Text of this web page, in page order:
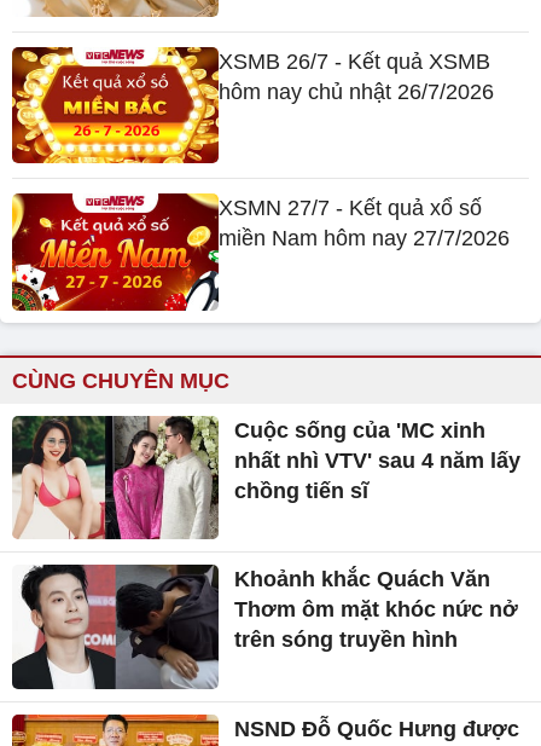
XSMB 26/7 - Kết quả XSMB
hôm nay chủ nhật 26/7/2026
XSMN 27/7 - Kết quả xổ số
miền Nam hôm nay 27/7/2026
CÙNG CHUYÊN MỤC
Cuộc sống của 'MC xinh
nhất nhì VTV' sau 4 năm lấy
chồng tiến sĩ
Khoảnh khắc Quách Văn
Thơm ôm mặt khóc nức nở
trên sóng truyền hình
NSND Đỗ Quốc Hưng được